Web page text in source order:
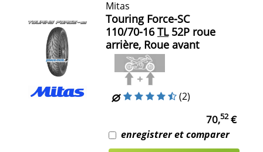
Mitas
Touring Force-SC
110/70-16 TL52P roue
arrière, Roue avant
(2)
70,52€
enregistrer et comparer